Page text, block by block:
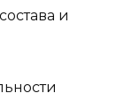
и